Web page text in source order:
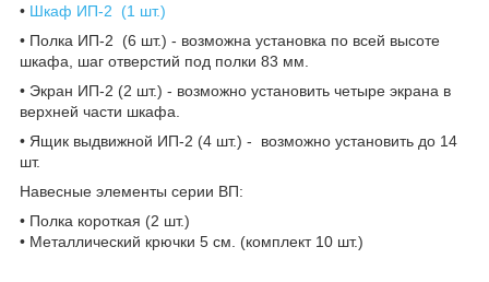
• Шкаф ИП-2 (1 шт.)
• Полка ИП-2 (6 шт.) - возможна установка по всей высоте
шкафа, шаг отверстий под полки 83 мм.
• Экран ИП-2 (2 шт.) - возможно установить четыре экрана в
верхней части шкафа.
• Ящик выдвижной ИП-2 (4 шт.) - возможно установить до 14
шт.
Навеcные элементы серии ВП:
• Полка короткая (2 шт.)
• Металлический крючки 5 см. (комплект 10 шт.)